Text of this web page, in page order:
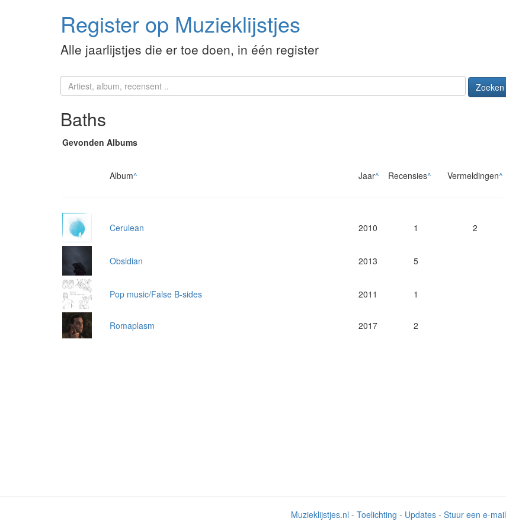
Register op Muzieklijstjes
Alle jaarlijstjes die er toe doen, in één register
Zoeken
Baths
Gevonden Albums
Album^ Jaar^ Recensies^ Vermeldingen^
Cerulean 2010 1 2
Obsidian 2013 5
Pop music/False B-sides 2011 1
Romaplasm 2017 2
Muzieklijstjes.nl - Toelichting - Updates- Stuur een e-mail